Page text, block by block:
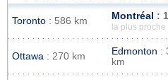
Toronto : 586 km Montréal :
la plus proche
Ottawa : 270 km Edmonton :
km